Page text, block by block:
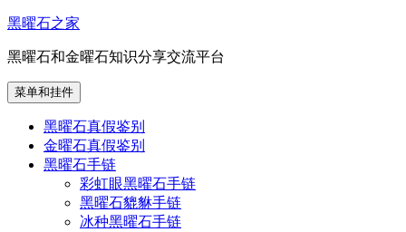
跳
内
容
黑曜石之家
黑曜石和金曜石知识分享交流平台
菜单和挂件
黑曜石真假鉴别
金曜石真假鉴别
黑曜石手链
彩虹眼黑曜石手链
黑曜石貔貅手链
冰种黑曜石手链